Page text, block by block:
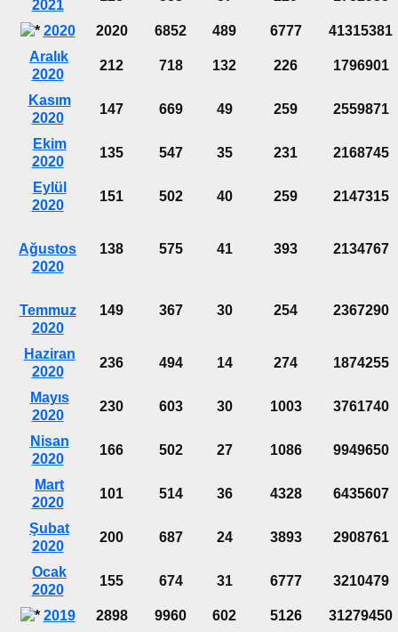
2021
2020 2020 6852 489 6777
41315381
Aralık
2020
212 718 132 226 1796901
Kasım
2020
147 669 49 259 2559871
Ekim
2020
135 547 35 231 2168745
Eylül
2020
151 502 40 259 2147315
Ağustos
2020
138 575 41 393 2134767
Temmuz
2020
149 367 30 254 2367290
Haziran
2020
236 494 14 274 1874255
Mayıs
2020
230 603 30 1003 3761740
Nisan
2020
166 502 27 1086 9949650
Mart
2020
101 514 36 4328 6435607
Şubat
2020
200 687 24 3893 2908761
Ocak
2020
155 674 31 6777 3210479
2019 2898 9960 602 5126
31279450